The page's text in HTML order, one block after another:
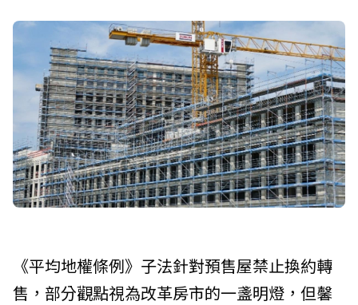
《平均地權條例》子法針對預售屋禁止換約轉
售，部分觀點視為改革房市的一盞明燈，但馨